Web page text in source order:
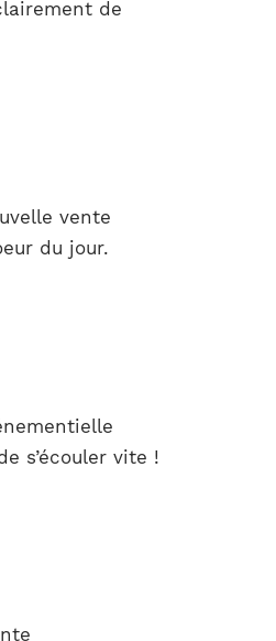
de
vente
du jour.
s’écouler vite !